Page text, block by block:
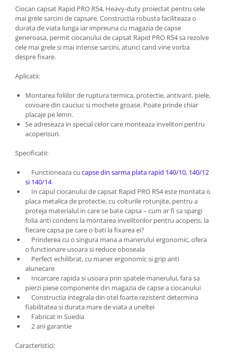
Ciocan capsat Rapid PRO R54, Heavy-duty proiectat pentru cele
mai grele sarcini de capsare. Constructia robusta faciliteaza o
durata de viata lunga iar impreuna cu magazia de capse
generoasa, permit ciocanului de capsat Rapid PRO R54 sa rezolve
cele mai grele si mai intense sarcini, atunci cand vine vorba
despre fixare.
Aplicatii:
Montarea foliilor de ruptura termica, protectie, antivant, piele,
covoare din cauciuc si mochete groase. Poate prinde chiar
placaje pe lemn.
Se adreseaza in special celor care monteaza invelitori pentru
acoperisuri.
Specificatii:
Functioneaza cu capse din sarma plata rapid 140/10, 140/12
si 140/14
In capul ciocanului de capsat Rapid PRO R54 este montata o
placa metalica de protectie, cu colturile rotunjite, pentru a
proteja materialul in care se bate capsa – cum ar fi sa spargi
folia anti condens la montarea invelitorilor pentru acoperis, la
fiecare capsa pe care o bati la fixarea ei?
Prinderea cu o singura mana a manerului ergonomic, ofera
o functionare usoara si reduce oboseala
Perfect echilibrat, cu maner ergonomic si grip anti
alunecare
Incarcare rapida si usoara prin spatele manerului, fara sa
pierzi piese componente din magazia de capse a ciocanului
Constructia integrala din otel foarte rezistent determina
fiabilitatea si durata mare de viata a uneltei
Fabricat in Suedia
2 ani garantie
Caracteristici: